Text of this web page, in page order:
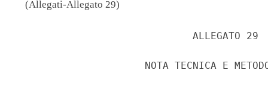
(Allegati-Allegato 29)
                             ALLEGATO 29
NOTA TECNICA E